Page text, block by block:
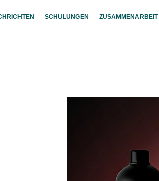
SCHULUNGEN ZUSAMMENARBEIT